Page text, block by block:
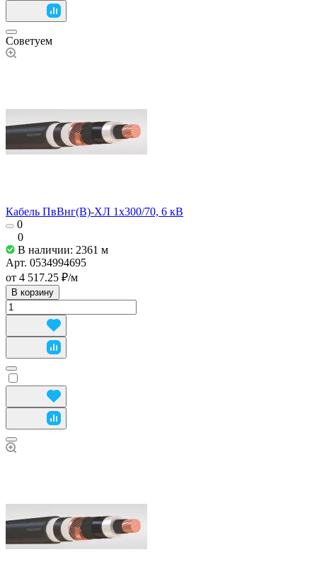
Советуем
Кабель ПвВнг(В)-ХЛ 1х300/70, 6 кВ
0
0
В наличии: 2361 м
Арт. 0534994695
от 4 517.25 ₽/м
В корзину